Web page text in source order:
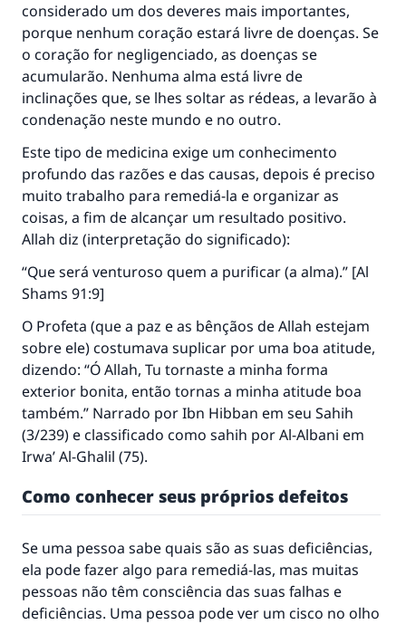
considerado um dos deveres mais importantes,
porque nenhum coração estará livre de doenças. Se
o coração for negligenciado, as doenças se
acumularão. Nenhuma alma está livre de
inclinações que, se lhes soltar as rédeas, a levarão à
condenação neste mundo e no outro.
Este tipo de medicina exige um conhecimento
profundo das razões e das causas, depois é preciso
muito trabalho para remediá-la e organizar as
coisas, a fim de alcançar um resultado positivo.
Allah diz (interpretação do significado):
“Que será venturoso quem a purificar (a alma).” [Al
Shams 91:9]
O Profeta (que a paz e as bênçãos de Allah estejam
sobre ele) costumava suplicar por uma boa atitude,
dizendo: “Ó Allah, Tu tornaste a minha forma
exterior bonita, então tornas a minha atitude boa
também.” Narrado por Ibn Hibban em seu Sahih
(3/239) e classificado como sahih por Al-Albani em
Irwa’ Al-Ghalil (75).
Como conhecer seus próprios defeitos
Se uma pessoa sabe quais são as suas deficiências,
ela pode fazer algo para remediá-las, mas muitas
pessoas não têm consciência das suas falhas e
deficiências. Uma pessoa pode ver um cisco no olho